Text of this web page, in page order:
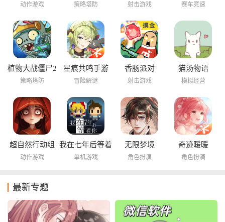
动作游戏 策略塔防 射击游戏 赛车竞速
植物大战僵尸2
海底世界
策略塔防
星痕共鸣手游
冒险解谜
香肠派对
射击游戏
猫汤物语
模拟经营
超自然行动组
动作游戏
我在七年后等着
你
单机游戏
无限梦境
角色扮演
奇迹暖暖
角色扮演
最新专题